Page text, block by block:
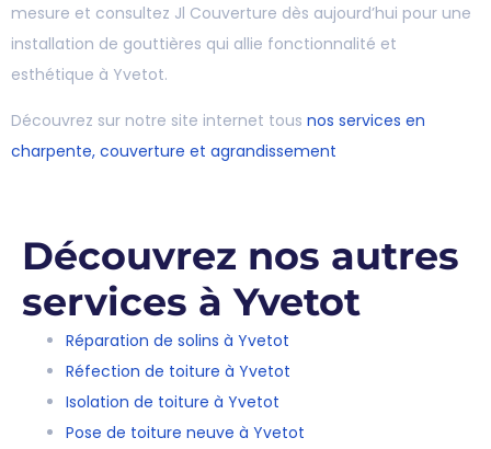
mesure et consultez Jl Couverture dès aujourd’hui pour une
installation de gouttières qui allie fonctionnalité et
esthétique à Yvetot.
Découvrez sur notre site internet tous nos services en
charpente, couverture et agrandissement
Découvrez nos autres
services à Yvetot
Réparation de solins à Yvetot
Réfection de toiture à Yvetot
Isolation de toiture à Yvetot
Pose de toiture neuve à Yvetot